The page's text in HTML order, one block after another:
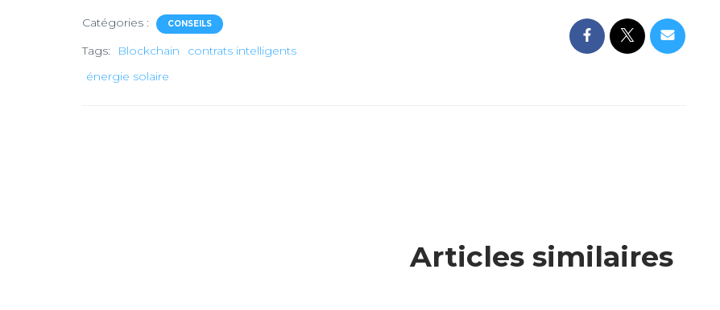
Catégories : CONSEILS
Tags: Blockchain
contrats intelligents
énergie solaire
Articles similaires